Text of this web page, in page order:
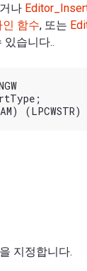
나
함수, 또는
있습니다..
지정합니다.